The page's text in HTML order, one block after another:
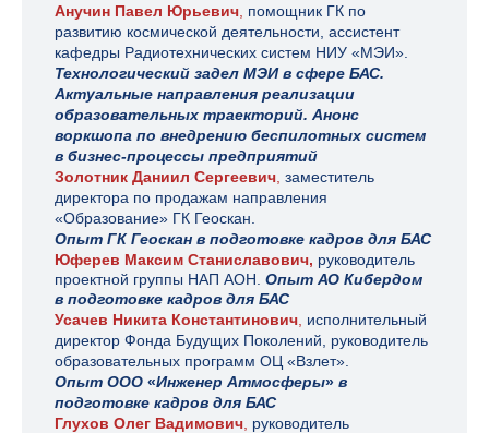
Анучин Павел Юрьевич помощник ГК по
развитию космической деятельности, ассистент
кафедры Радиотехнических систем НИУ «МЭИ».
Технологический задел МЭИ в сфере БАС.
Актуальные направления реализации
образовательных траекторий. Анонс
воркшопа по внедрению беспилотных систем
в бизнес-процессы предприятий
Золотник Даниил Сергеевич заместитель
директора по продажам направления
«Образование» ГК Геоскан.
Опыт ГК Геоскан в подготовке кадров для БАС
Юферев Максим Станиславович, руководитель
проектной группы НАП АОН. Опыт АО Кибердом
в подготовке кадров для БАС
Усачев Никита Константинович исполнительный
директор Фонда Будущих Поколений, руководитель
образовательных программ ОЦ «Взлет».
Опыт ООО «Инженер Атмосферы» в
подготовке кадров для БАС
Глухов Олег Вадимович руководитель